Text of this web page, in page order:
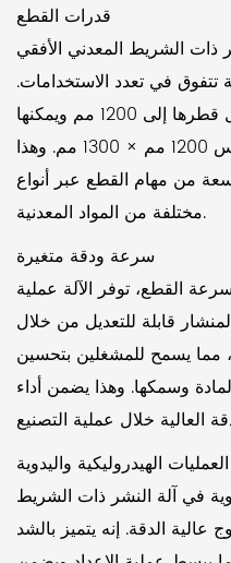
قدرات القطع
ذات الشريط المعدني الأفقي
تتفوق في تعدد الاستخدامات.
إنها تتميز بقدرة قطع دائرية يصل قطرها إلى 1200 مم ويمكنها
التعامل مع المواد المستطيلة بقياس 1200 مم × 1300 مم. وهذا
من مهام القطع عبر أنواع
مختلفة من المواد المعدنية.
سرعة ودقة متغيرة
القطع، توفر الآلة عملية
قابلة للتعديل من خلال
مما يسمح للمشغلين بتحسين
وسمكها. وهذا يضمن أداء
العمليات الهيدروليكية واليدوية
في آلة النشر ذات الشريط
عالية الدقة. إنه يتميز بالشد